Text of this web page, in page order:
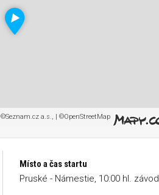
©Seznam.cz a.s., | ©OpenStreetMap
Místo a čas startu
Pruské - Námestie, 10:00 hl. závod